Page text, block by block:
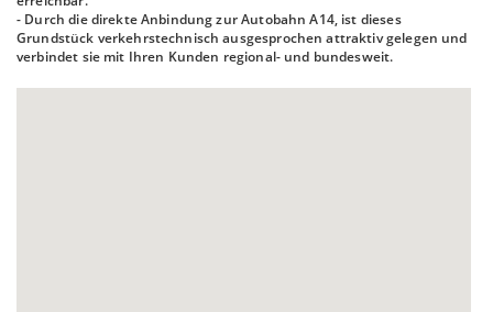
- Durch die direkte Anbindung zur Autobahn A14, ist dieses
Grundstück verkehrstechnisch ausgesprochen attraktiv gelegen und
verbindet sie mit Ihren Kunden regional- und bundesweit.